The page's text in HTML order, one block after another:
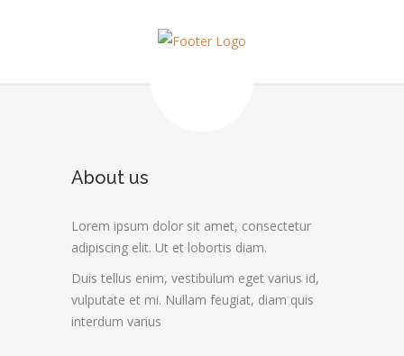
About us
Lorem ipsum dolor sit amet, consectetur
adipiscing elit. Ut et lobortis diam.
Duis tellus enim, vestibulum eget varius id,
vulputate et mi. Nullam feugiat, diam quis
interdum varius